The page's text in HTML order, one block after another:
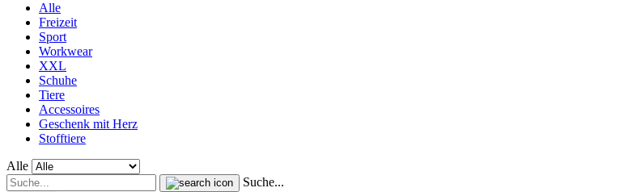
Alle
Freizeit
Sport
Workwear
XXL
Schuhe
Tiere
Accessoires
Geschenk mit Herz
Stofftiere
Alle
Suche...